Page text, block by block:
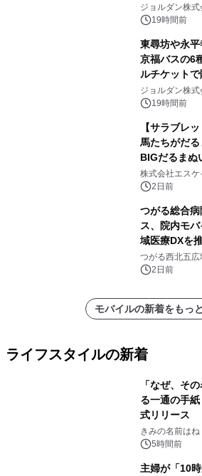
ジョルダン株式
19時間前
東尋坊や永平
京福バスの6
ルチケット
ジョルダン株
19時間前
【サラブレ
馬たちがだ
BIGだるまぬ
注販売開始
株式会社エスケ
2日前
つがる総合
ス、院内モ
域医療DXを
つがる西北五
ドコモビジネス
2日前
モバイルの新着をもっ
ライフスタイルの新着
「なぜ、そ
る一通の手
式リリース
きみの名前はね
5時間前
主婦が「10